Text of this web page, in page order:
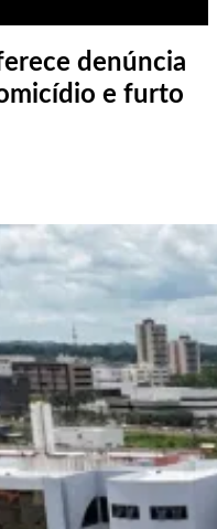
denúncia
e furto